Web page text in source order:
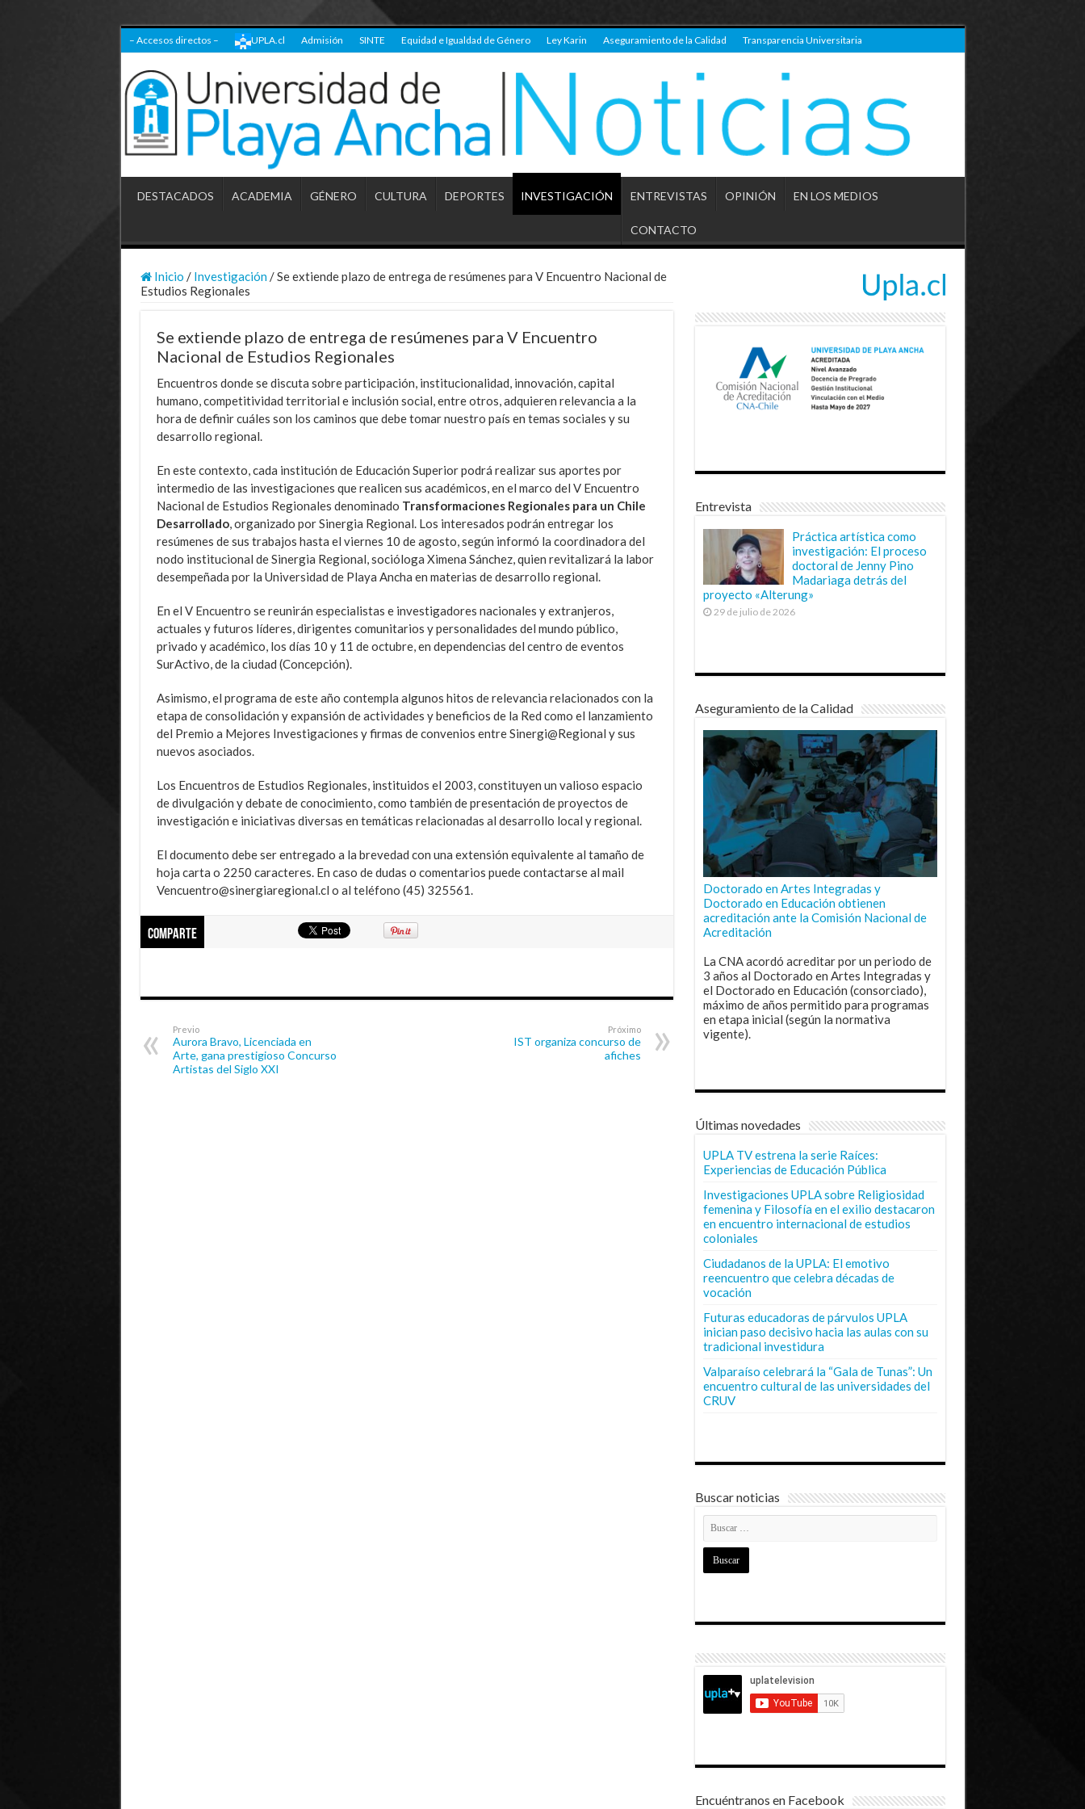
– Accesos directos – UPLA.cl Admisión SINTE Equidad e Igualdad de Género Ley Karin Aseguramiento de la Calidad Transparencia Universitaria
DESTACADOS ACADEMIA GÉNERO CULTURA DEPORTES INVESTIGACIÓN ENTREVISTAS OPINIÓN EN LOS MEDIOS
CONTACTO
Inicio / Investigación /Se extiende plazo de entrega de resúmenes para V Encuentro Nacional de
Estudios Regionales
Se extiende plazo de entrega de resúmenes para V Encuentro
Nacional de Estudios Regionales
Encuentros donde se discuta sobre participación, institucionalidad, innovación, capital
humano, competitividad territorial e inclusión social, entre otros, adquieren relevancia a la
hora de definir cuáles son los caminos que debe tomar nuestro país en temas sociales y su
desarrollo regional.
En este contexto, cada institución de Educación Superior podrá realizar sus aportes por
intermedio de las investigaciones que realicen sus académicos, en el marco del V Encuentro
Nacional de Estudios Regionales denominado Transformaciones Regionales para un Chile
Desarrollado, organizado por Sinergia Regional. Los interesados podrán entregar los
resúmenes de sus trabajos hasta el viernes 10 de agosto, según informó la coordinadora del
nodo institucional de Sinergia Regional, socióloga Ximena Sánchez, quien revitalizará la labor
desempeñada por la Universidad de Playa Ancha en materias de desarrollo regional.
En el V Encuentro se reunirán especialistas e investigadores nacionales y extranjeros,
actuales y futuros líderes, dirigentes comunitarios y personalidades del mundo público,
privado y académico, los días 10 y 11 de octubre, en dependencias del centro de eventos
SurActivo, de la ciudad (Concepción).
Asimismo, el programa de este año contempla algunos hitos de relevancia relacionados con la
etapa de consolidación y expansión de actividades y beneficios de la Red como el lanzamiento
del Premio a Mejores Investigaciones y firmas de convenios entre Sinergi@Regional y sus
nuevos asociados.
Los Encuentros de Estudios Regionales, instituidos el 2003, constituyen un valioso espacio
de divulgación y debate de conocimiento, como también de presentación de proyectos de
investigación e iniciativas diversas en temáticas relacionadas al desarrollo local y regional.
El documento debe ser entregado a la brevedad con una extensión equivalente al tamaño de
hoja carta o 2250 caracteres. En caso de dudas o comentarios puede contactarse al mail
Vencuentro@sinergiaregional.cl o al teléfono (45) 325561.
Comparte
Previo
Aurora Bravo, Licenciada en
Arte, gana prestigioso Concurso
Artistas del Siglo XXI
Próximo
IST organiza concurso de
afiches
Entrevista
Práctica artística como
investigación: El proceso
doctoral de Jenny Pino
Madariaga detrás del
proyecto «Alterung»
29 de julio de 2026
Aseguramiento de la Calidad
Doctorado en Artes Integradas y
Doctorado en Educación obtienen
acreditación ante la Comisión Nacional de
Acreditación
La CNA acordó acreditar por un periodo de
3 años al Doctorado en Artes Integradas y
el Doctorado en Educación (consorciado),
máximo de años permitido para programas
en etapa inicial (según la normativa
vigente).
Últimas novedades
UPLA TV estrena la serie Raíces:
Experiencias de Educación Pública
Investigaciones UPLA sobre Religiosidad
femenina y Filosofía en el exilio destacaron
en encuentro internacional de estudios
coloniales
Ciudadanos de la UPLA: El emotivo
reencuentro que celebra décadas de
vocación
Futuras educadoras de párvulos UPLA
inician paso decisivo hacia las aulas con su
tradicional investidura
Valparaíso celebrará la “Gala de Tunas”: Un
encuentro cultural de las universidades del
CRUV
Buscar noticias
Encuéntranos en Facebook